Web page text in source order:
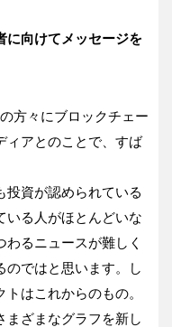
に向けてメッセージを
方々にブロックチェー
ィアとのことで、すば
投資が認められている
いる人がほとんどいな
るニュースが難しく
のではと思います。し
はこれからのもの。
まざまなグラフを新し